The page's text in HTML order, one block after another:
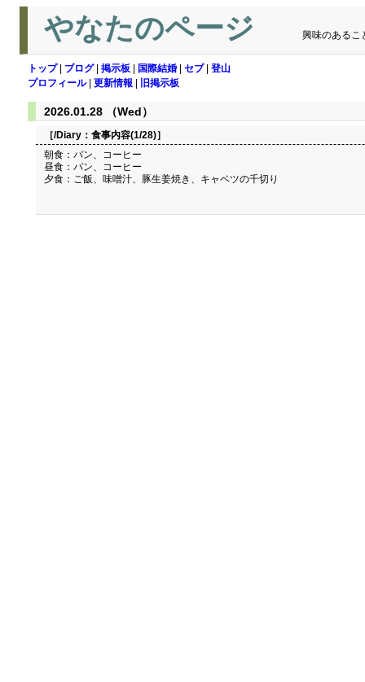
やなたのページ 興味のあるこ
トップ| ブログ| 掲示板 国際結婚 セブ| 登山
プロフィール| 更新情報 旧掲示板
2026.01.28 （Wed）
［/Diary： 食事内容(1/28)］
朝食：パン、コーヒー
昼食：パン、コーヒー
夕食：ご飯、味噌汁、豚生姜焼き、キャベツの千切り